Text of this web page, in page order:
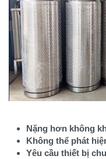
Nặng hơn không
Không thể phát
Yêu cầu thiết bị